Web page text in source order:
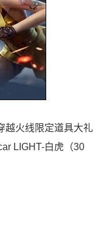
越火线限定道具大礼
LIGHT-白虎（30